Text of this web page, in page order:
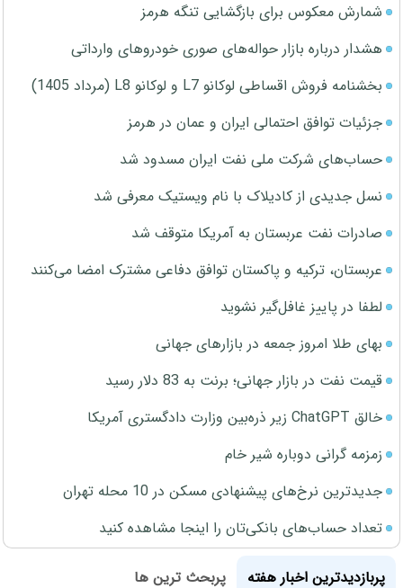
شمارش معکوس برای بازگشایی تنگه هرمز
هشدار درباره بازار حواله‌های صوری خودروهای وارداتی
بخشنامه فروش اقساطی لوکانو L7 و لوکانو L8 (مرداد 1405)
جزئیات توافق احتمالی ایران و عمان در هرمز
حساب‌های شرکت ملی نفت ایران مسدود شد
نسل جدیدی از کادیلاک با نام ویستیک معرفی شد
صادرات نفت عربستان به آمریکا متوقف شد
عربستان، ترکیه و پاکستان توافق دفاعی مشترک امضا می‌کنند
لطفا در پاییز غافل‌گیر نشوید
بهای طلا امروز جمعه در بازارهای جهانی
قیمت نفت در بازار جهانی؛ برنت به 83 دلار رسید
خالق ChatGPT زیر ذره‌بین وزارت دادگستری آمریکا
زمزمه گرانی دوباره شیر خام
جدیدترین نرخ‌های پیشنهادی مسکن در 10 محله تهران
تعداد حساب‌های بانکی‌تان را اینجا مشاهده کنید
پربازدیدترین اخبار هفته
پربحث ترین ها